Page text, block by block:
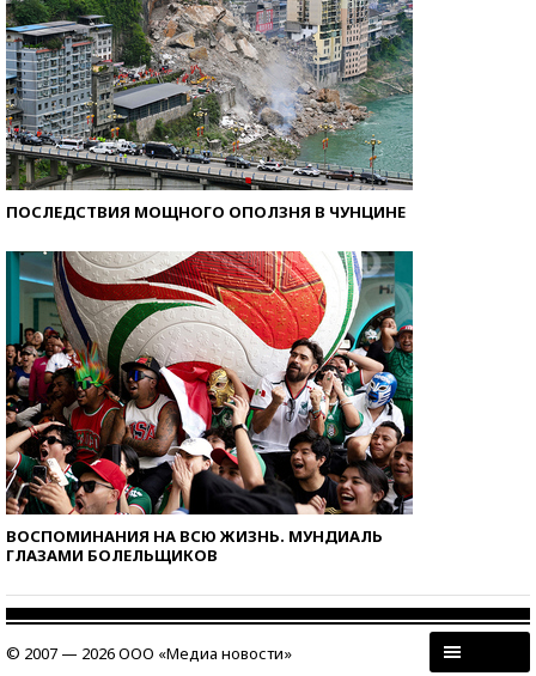
ПОСЛЕДСТВИЯ МОЩНОГО ОПОЛЗНЯ В ЧУНЦИНЕ
ВОСПОМИНАНИЯ НА ВСЮ ЖИЗНЬ. МУНДИАЛЬ
ГЛАЗАМИ БОЛЕЛЬЩИКОВ
© 2007 — 2026 ООО «Медиа новости»